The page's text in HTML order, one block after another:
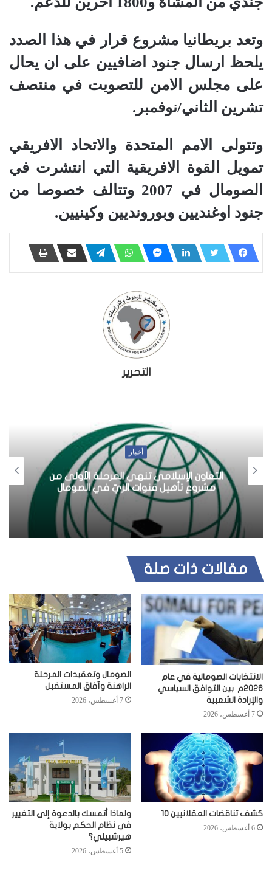
وتعد بريطانيا مشروع قرار في هذا الصدد
يلحظ ارسال جنود اضافيين على ان يحال
على مجلس الامن للتصويت في منتصف
تشرين الثاني/نوفمبر.
وتتولى الامم المتحدة والاتحاد الافريقي
تمويل القوة الافريقية التي انتشرت في
الصومال في 2007 وتتالف خصوصا من
جنود اوغنديين وبورونديين وكينيين.
التحرير
أخبار
التعاون الإسلامي تنهي المرحلة الأولى من
مشروع تأهيل قنوات الريّ في الصومال
مقالات ذات صلة
الانتخابات الصومالية في عام
2026م بين التوافق السياسي
والإرادة الشعبية
7 أغسطس، 2026
الصومال وتعقيدات المرحلة
الراهنة وآفاق المستقبل
7 أغسطس، 2026
كشف تناقضات العقلانيين 10
6 أغسطس، 2026
ولماذا أتمسك بالدعوة إلى التغيير
في نظام الحكم بولاية
هيرشبيلي؟
5 أغسطس، 2026